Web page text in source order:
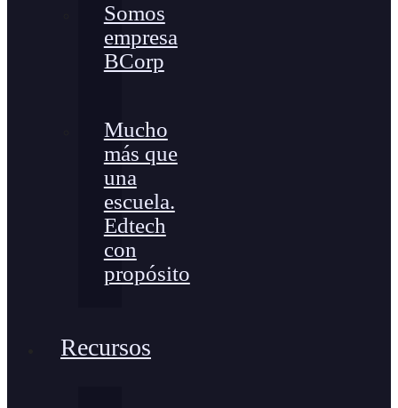
Somos
empresa
BCorp
Mucho
más que
una
escuela.
Edtech
con
propósito
Recursos